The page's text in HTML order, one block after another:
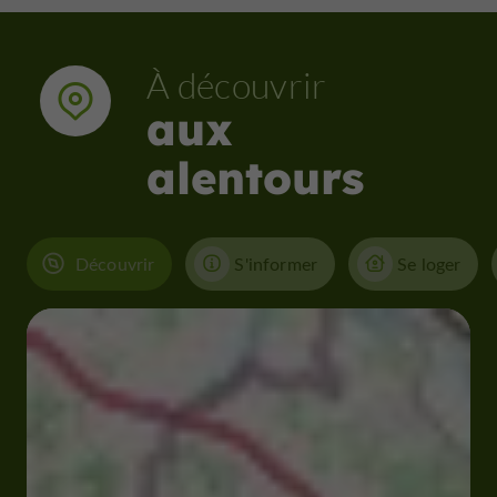
À découvrir
aux
alentours
Découvrir S'informer Se loger